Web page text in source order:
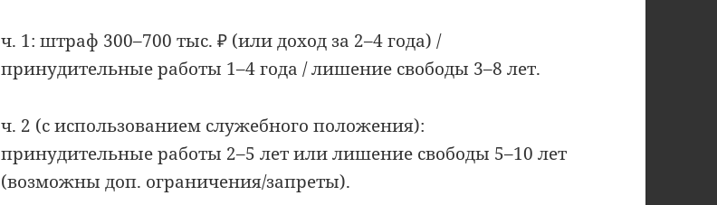
ч. 1: штраф 300–700 тыс. ₽ (или доход за 2–4 года) /
принудительные работы 1–4 года / лишение свободы 3–8 лет.
ч. 2 (с использованием служебного положения):
принудительные работы 2–5 лет или лишение свободы 5–10 лет
(возможны доп. ограничения/запреты).